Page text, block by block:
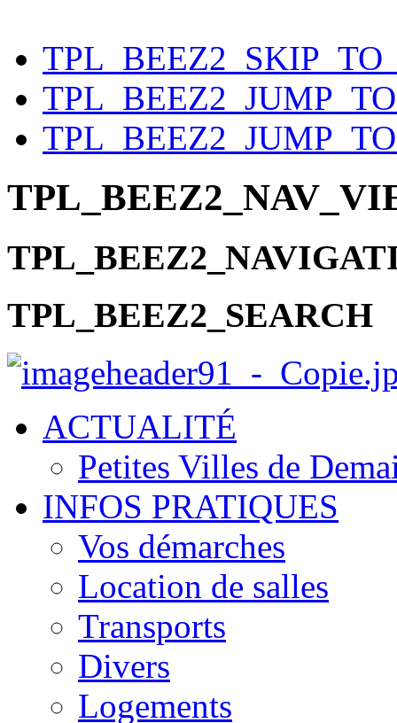
TPL_BEEZ2_SEARCH
ACTUALITÉ
Petites Villes de
INFOS PRATIQUES
Vos démarches
Location de salles
Transports
Divers
Logements